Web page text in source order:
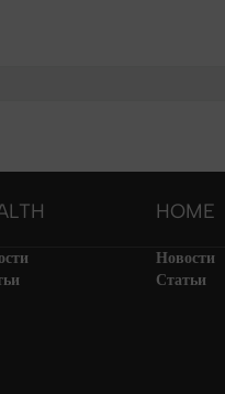
HOME
Новости
Статьи